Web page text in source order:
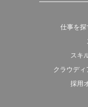
仕事を探
スキ
クラウディ
採用